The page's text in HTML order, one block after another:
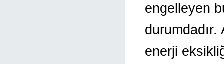
engelleyen
enerji